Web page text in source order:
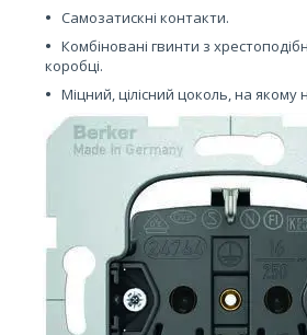
Самозатискні контакти.
Комбіновані гвинти з
коробці.
Міцний, цілісний цоколь, на